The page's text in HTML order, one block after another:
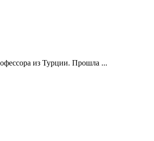
из Турции. Прошла ...